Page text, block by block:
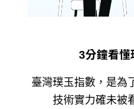
3分鐘看懂
臺灣璞玉指數，是為
技術實力確未被